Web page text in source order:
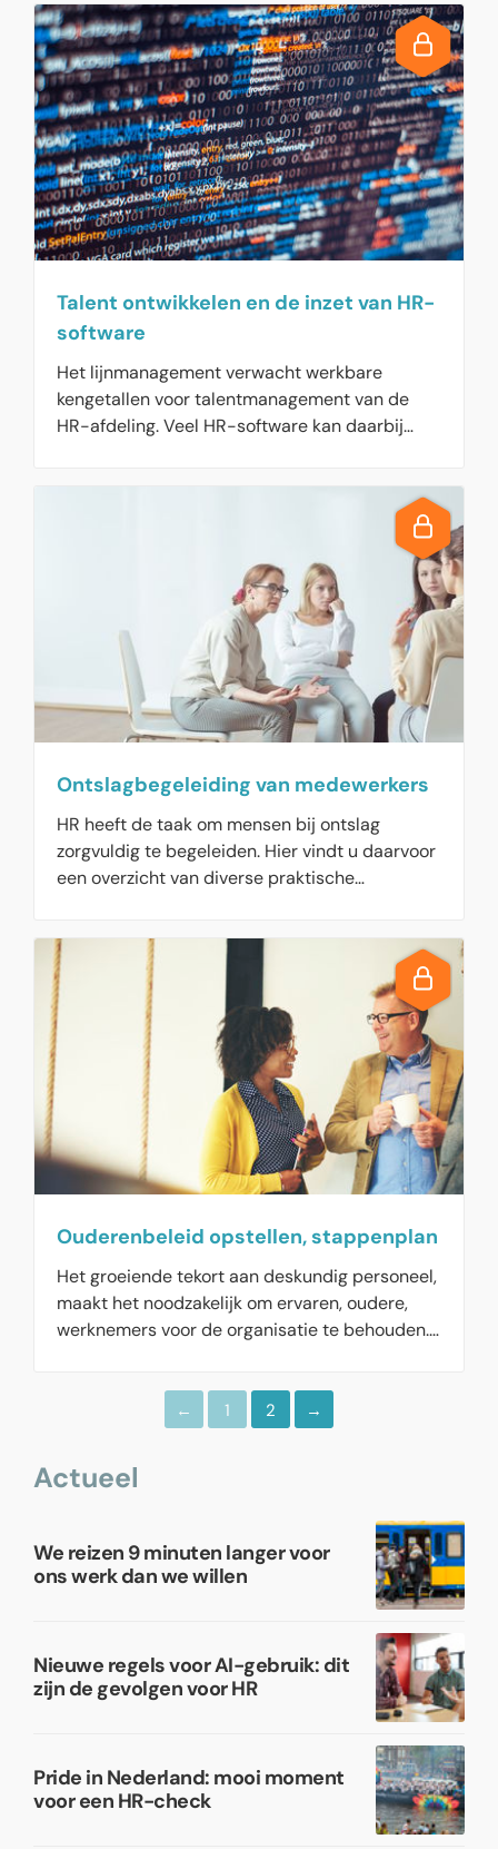
Talent ontwikkelen en de inzet van HR-
software
Het lijnmanagement verwacht werkbare
kengetallen voor talentmanagement van de
HR-afdeling. Veel HR-software kan daarbij
Ontslagbegeleiding van medewerkers
HR heeft de taak om mensen bij ontslag
zorgvuldig te begeleiden. Hier vindt u daarvoor
een overzicht van diverse praktische
Ouderenbeleid opstellen, stappenplan
Het groeiende tekort aan deskundig personeel,
maakt het noodzakelijk om ervaren, oudere,
werknemers voor de organisatie te behouden.
1 2
Actueel
We reizen 9 minuten langer voor
ons werk dan we willen
Nieuwe regels voor AI-gebruik: dit
zijn de gevolgen voor HR
Pride in Nederland: mooi moment
voor een HR-check